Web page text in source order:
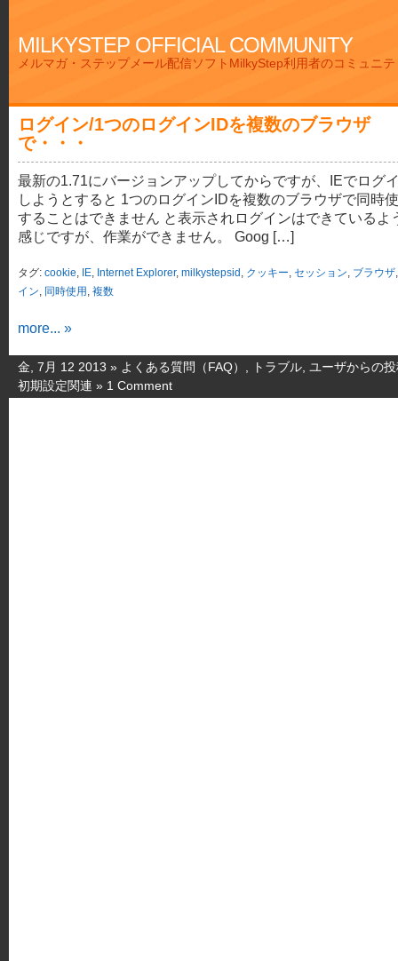
MILKYSTEP OFFICIAL COMMUNITY
メルマガ・ステップメール配信ソフトMilkyStep利用者のコミュニ
ログイン/1つのログインIDを複数のブラウザ
で・・・
最新の1.71にバージョンアップしてからですが、IEでログ
しようとすると 1つのログインIDを複数のブラウザで同時
することはできません と表示されログインはできているよ
感じですが、作業ができません。 Goog […]
タグ: cookie, IE, Internet Explorer, milkystepsid , クッキー, セッション, ブラウザ
イン, 同時使用 , 複数
more... »
金, 7月 12 2013 » よくある質問（FAQ） トラブル ユーザからの
初期設定関連 » 1 Comment